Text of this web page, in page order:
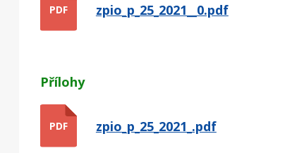
PDF zpio_p_25_2021__0.pdf
Přílohy
PDF zpio_p_25_2021_.pdf